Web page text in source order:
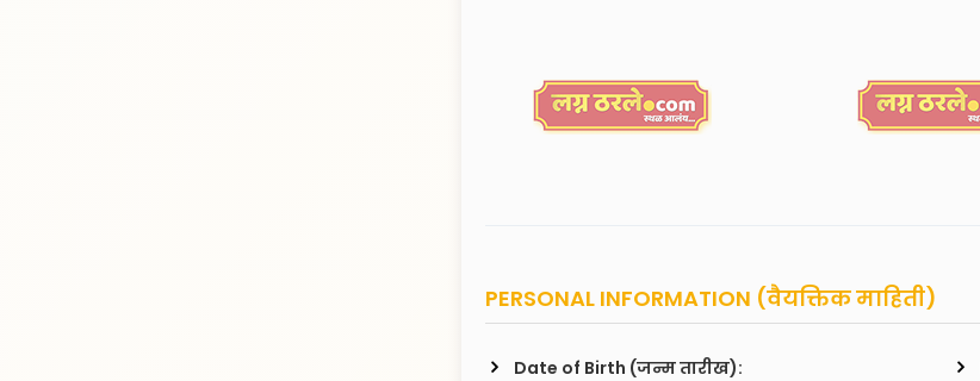
PERSONAL INFORMATION (वैयक्तिक माहिती)
Date of Birth (जन्म तारीख):